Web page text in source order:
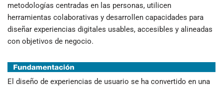
metodologías centradas en las personas, utilicen
herramientas colaborativas y desarrollen capacidades para
diseñar experiencias digitales usables, accesibles y alineadas
con objetivos de negocio.
El diseño de experiencias de usuario se ha convertido en una